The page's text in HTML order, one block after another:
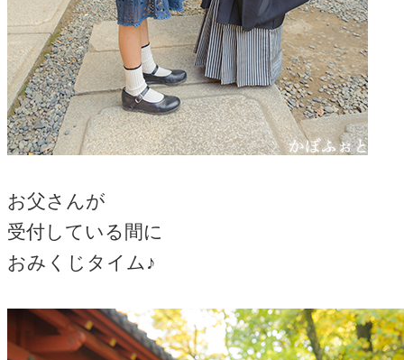
お父さんが
受付している間に
おみくじタイム♪